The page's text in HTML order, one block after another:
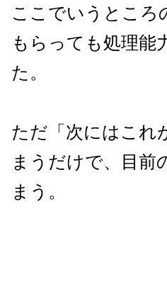
ここでいうところ
もらっても処理能
た。
ただ「次にはこれ
まうだけで、目前
まう。